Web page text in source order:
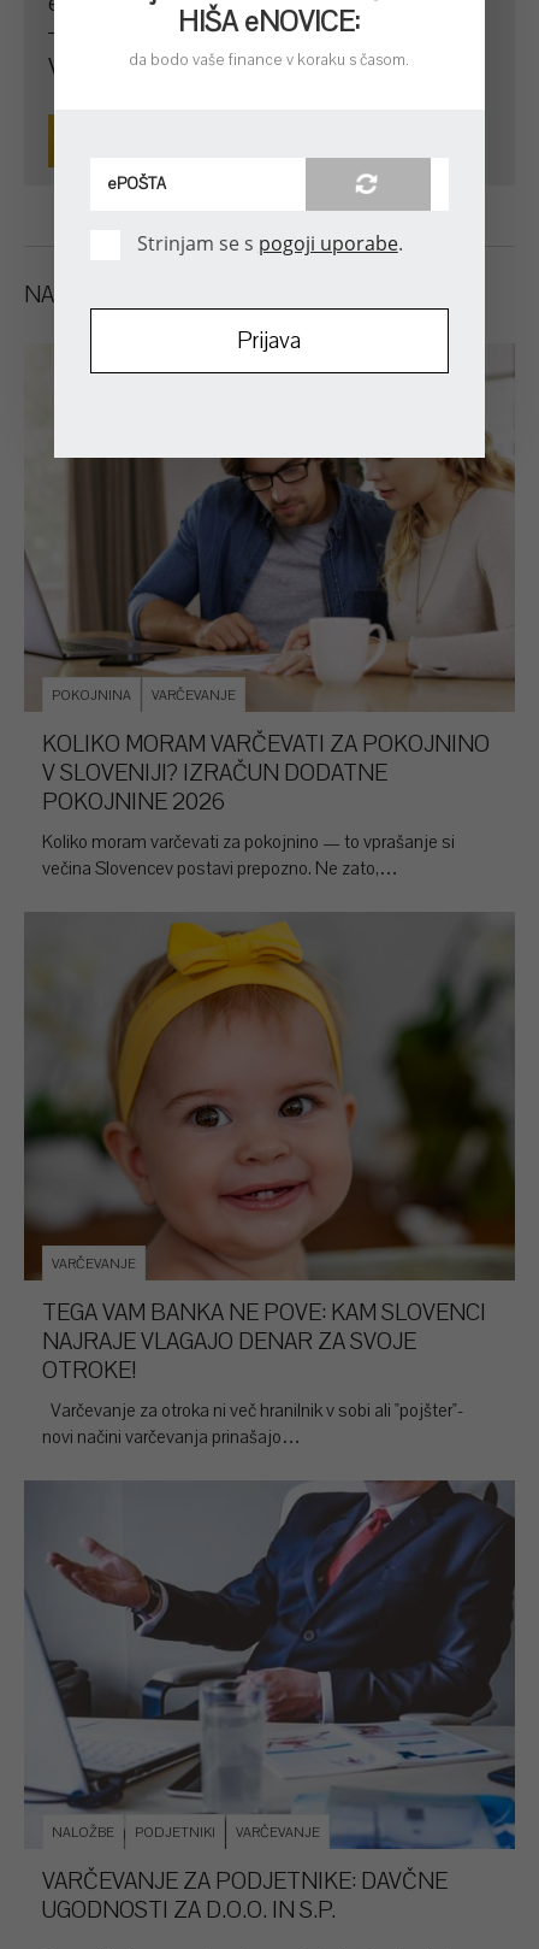
Varčevanje za otroka
NAŠE BRALCE ZANIMA TUDI:
POKOJNINA VARČEVANJE
KOLIKO MORAM VARČEVATI ZA POKOJNINO
V SLOVENIJI? IZRAČUN DODATNE
POKOJNINE 2026
Koliko moram varčevati za pokojnino — to vprašanje si
večina Slovencev postavi prepozno. Ne zato,…
VARČEVANJE
TEGA VAM BANKA NE POVE: KAM SLOVENCI
NAJRAJE VLAGAJO DENAR ZA SVOJE
OTROKE!
Varčevanje za otroka ni več hranilnik v sobi ali "pojšter"-
novi načini varčevanja prinašajo…
NALOŽBE PODJETNIKI VARČEVANJE
VARČEVANJE ZA PODJETNIKE: DAVČNE
UGODNOSTI ZA D.O.O. IN S.P.
HIŠA eNOVICE:
da bodo vaše finance v koraku s časom.
Strinjam se s pogoji uporabe.